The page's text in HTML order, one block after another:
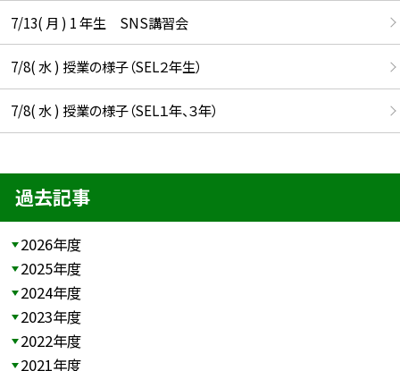
7/13( 月 ) 1 年生 SNS講習会
7/8( 水 ) 授業の様子（SEL２年生）
7/8( 水 ) 授業の様子（SEL１年、３年）
過去記事
2026年度
2025年度
2024年度
2023年度
2022年度
2021年度